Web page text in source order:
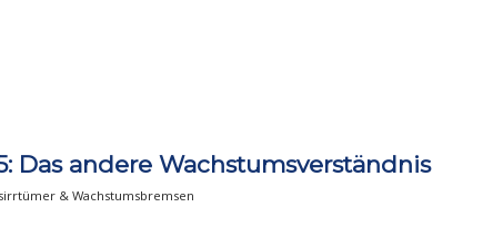
Das andere Wachstumsverständnis
& Wachstumsbremsen